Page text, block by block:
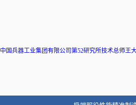
中国兵器工业集团有限公司第52研究所技术总师王